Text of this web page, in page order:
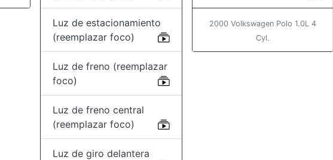
Luz de estacionamiento
(reemplazar foco)
Luz de freno (reemplazar
foco)
Luz de freno central
(reemplazar foco)
Luz de giro delantera
2000 Volkswagen Polo 1.0L 4
Cyl.